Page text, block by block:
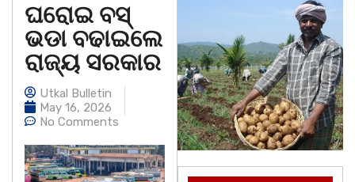
ଘରୋଇ ବସ୍‌
ଭଡା ବଢାଇଲେ
ରାଜ୍ୟ ସରକାର
Utkal Bulletin
May 16, 2026
No Comments